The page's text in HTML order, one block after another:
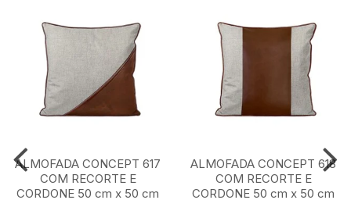
ALMOFADA CONCEPT 617
COM RECORTE E
CORDONE 50 cm x 50 cm
ALMOFADA CONCEPT 618
COM RECORTE E
CORDONE 50 cm x 50 cm